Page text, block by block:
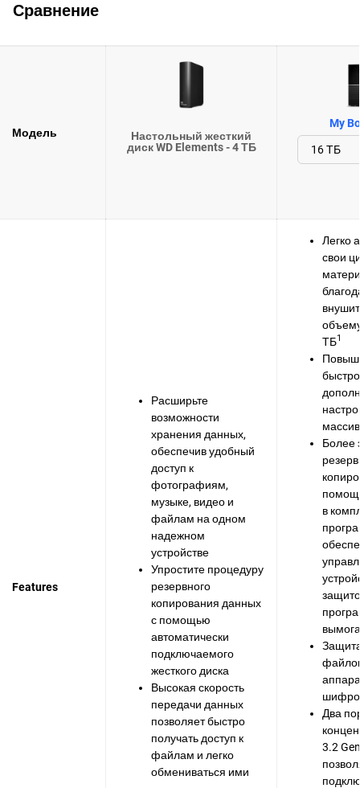
Сравнение
Модель
Настольный жесткий
диск WD Elements - 4 ТБ
My
Features
Расширьте
возможности
хранения данных,
обеспечив удобный
доступ к
фотографиям,
музыке, видео и
файлам на одном
надежном
устройстве
Упростите процедуру
резервного
копирования данных
с помощью
автоматически
подключаемого
жесткого диска
Высокая скорость
передачи данных
позволяет быстро
получать доступ к
файлам и легко
обмениваться ими
Легко
свои
ТБ1
Более
в
Два
3.2